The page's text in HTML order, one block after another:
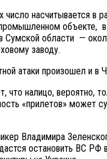
число насчитывается в
объекте,
Сумской области —
заводу.
атаки произошел и в
что налицо, вероятно,
«прилетов» может
Владимира
остановить ВС РФ